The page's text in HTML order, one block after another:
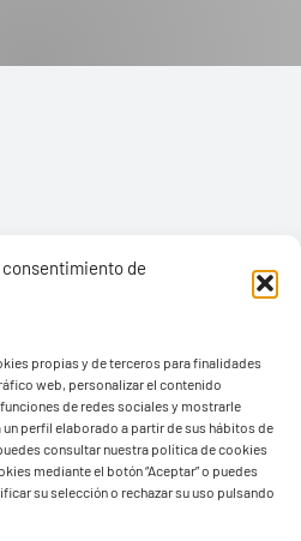
consentimiento de
propias y de terceros para finalidades
web, personalizar el contenido
de redes sociales y mostrarle
perfil elaborado a partir de sus hábitos de
consultar nuestra política de cookies
mediante el botón “Aceptar” o puedes
su selección o rechazar su uso pulsando